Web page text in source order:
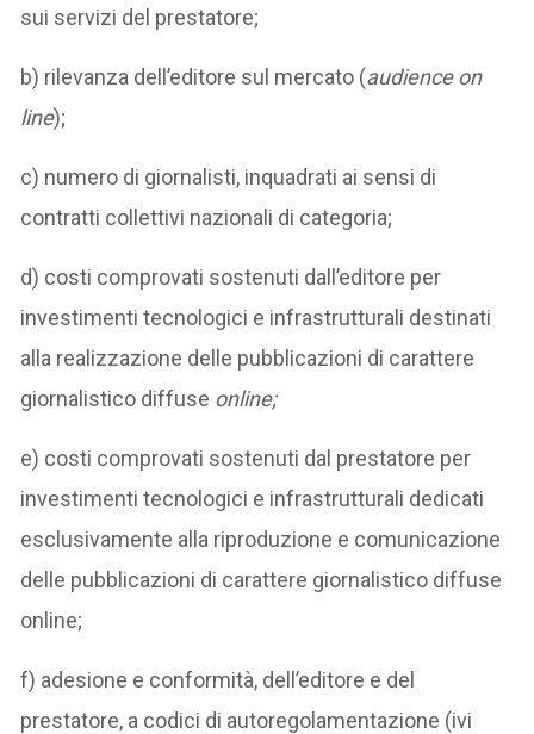
sui servizi del prestatore;
b) rilevanza dell’editore sul mercato (audience on
line);
c) numero di giornalisti, inquadrati ai sensi di
contratti collettivi nazionali di categoria;
d) costi comprovati sostenuti dall’editore per
investimenti tecnologici e infrastrutturali destinati
alla realizzazione delle pubblicazioni di carattere
giornalistico diffuse online;
e) costi comprovati sostenuti dal prestatore per
investimenti tecnologici e infrastrutturali dedicati
esclusivamente alla riproduzione e comunicazione
delle pubblicazioni di carattere giornalistico diffuse
online;
f) adesione e conformità, dell’editore e del
prestatore, a codici di autoregolamentazione (ivi